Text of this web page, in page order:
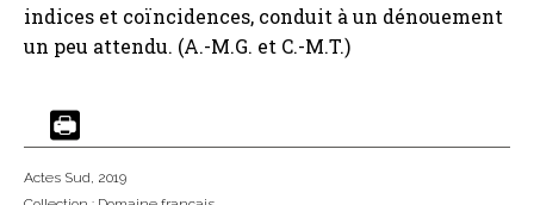
indices et coïncidences, conduit à un dénouement
un peu attendu. (A.-M.G. et C.-M.T.)
Actes Sud , 2019